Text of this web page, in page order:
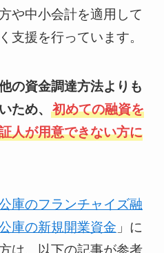
や中小会計を適用して
支援を行っています。
の資金調達方法よりも
ため、 初めての融資を
人が用意できない方に
庫のフランチャイズ融
庫の新規開業資金 」に
は、以下の記事が参考